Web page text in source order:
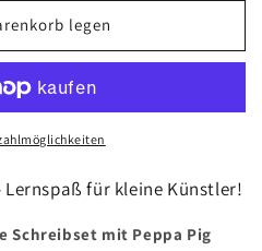
legen
Lernspaß für kleine Künstler!
Schreibset mit Peppa Pig